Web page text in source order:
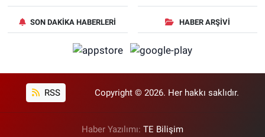
SON DAKIKA HABERLERI HABER ARŞIVI
RSS Copyright © 2026. Her hakkı saklıdır.
Haber Yazılımı: TE Bilişim